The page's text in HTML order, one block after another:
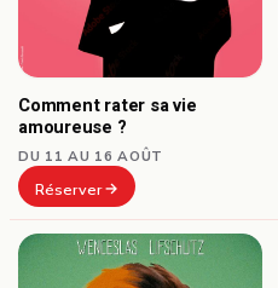
Comment rater sa vie
amoureuse ?
DU 11 AU 16 AOÛT
Réserver